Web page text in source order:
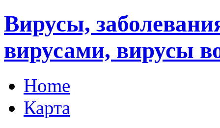
Вирусы,
вирусами, вирусы
Home
Карта